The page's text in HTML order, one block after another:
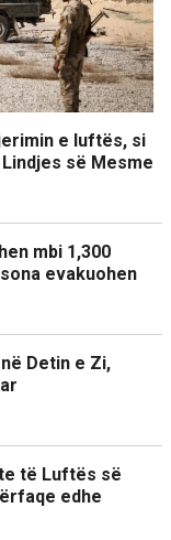
e luftës, si
së Mesme
mbi 1,300
evakuohen
Detin e Zi,
të Luftës së
edhe